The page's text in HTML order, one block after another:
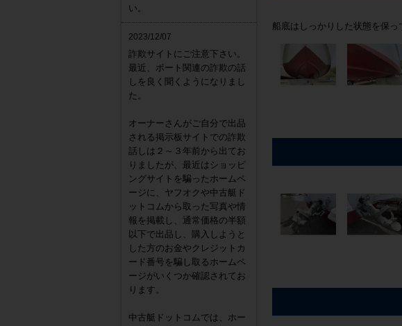
い。
2023/12/07
詐欺サイトにご注意下さい。
最近、ボート関連の詐欺の話
しを良く聞くようになりまし
た。
オーナーさんがご自分で出品
される掲示板サイトでの詐欺
話しは２～３年前から出てお
りましたが、最近はショッピ
ングサイトを騙ったホームペ
ージに、ヤフオクや中古艇ド
ットコムから取った写真や情
報を掲載し、通常価格の半額
以下で出品し、購入しようと
した方のお金やクレジットカ
ード番号を騙し取るホームペ
ージがいくつか確認されてお
ります。
中古艇ドットコムでは、ホー
船底はしっかりした状態を保っ